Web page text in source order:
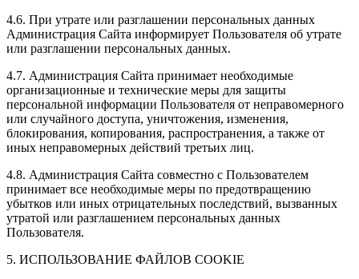
4.6. При утрате или разглашении персональных данных
Администрация Сайта информирует Пользователя об утрате
или разглашении персональных данных.
4.7. Администрация Сайта принимает необходимые
организационные и технические меры для защиты
персональной информации Пользователя от неправомерного
или случайного доступа, уничтожения, изменения,
блокирования, копирования, распространения, а также от
иных неправомерных действий третьих лиц.
4.8. Администрация Сайта совместно с Пользователем
принимает все необходимые меры по предотвращению
убытков или иных отрицательных последствий, вызванных
утратой или разглашением персональных данных
Пользователя.
5. ИСПОЛЬЗОВАНИЕ ФАЙЛОВ COOKIE